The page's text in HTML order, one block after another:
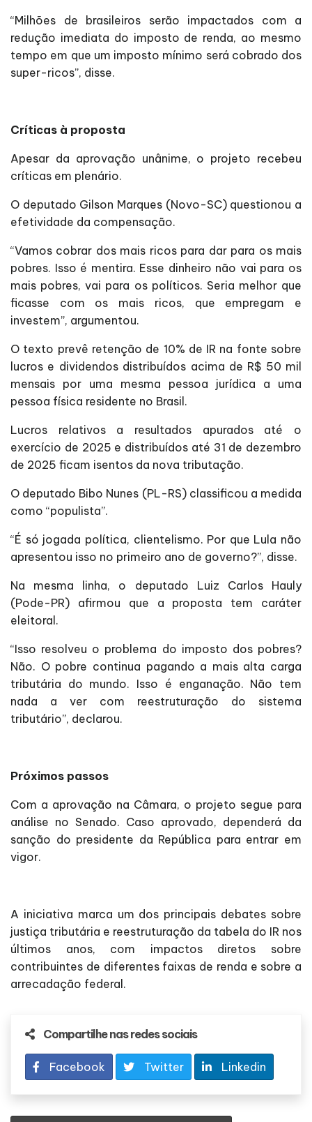
“Milhões de brasileiros serão impactados com a
redução imediata do imposto de renda, ao mesmo
tempo em que um imposto mínimo será cobrado dos
super-ricos”, disse.
Críticas à proposta
Apesar da aprovação unânime, o projeto recebeu
críticas em plenário.
O deputado Gilson Marques (Novo-SC) questionou a
efetividade da compensação.
“Vamos cobrar dos mais ricos para dar para os mais
pobres. Isso é mentira. Esse dinheiro não vai para os
mais pobres, vai para os políticos. Seria melhor que
ficasse com os mais ricos, que empregam e
investem”, argumentou.
O texto prevê retenção de 10% de IR na fonte sobre
lucros e dividendos distribuídos acima de R$ 50 mil
mensais por uma mesma pessoa jurídica a uma
pessoa física residente no Brasil.
Lucros relativos a resultados apurados até o
exercício de 2025 e distribuídos até 31 de dezembro
de 2025 ficam isentos da nova tributação.
O deputado Bibo Nunes (PL-RS) classificou a medida
como “populista”.
“É só jogada política, clientelismo. Por que Lula não
apresentou isso no primeiro ano de governo?”, disse.
Na mesma linha, o deputado Luiz Carlos Hauly
(Pode-PR) afirmou que a proposta tem caráter
eleitoral.
“Isso resolveu o problema do imposto dos pobres?
Não. O pobre continua pagando a mais alta carga
tributária do mundo. Isso é enganação. Não tem
nada a ver com reestruturação do sistema
tributário”, declarou.
Próximos passos
Com a aprovação na Câmara, o projeto segue para
análise no Senado. Caso aprovado, dependerá da
sanção do presidente da República para entrar em
vigor.
A iniciativa marca um dos principais debates sobre
justiça tributária e reestruturação da tabela do IR nos
últimos anos, com impactos diretos sobre
contribuintes de diferentes faixas de renda e sobre a
arrecadação federal.
Compartilhe nas redes sociais
Facebook Twitter Linkedin